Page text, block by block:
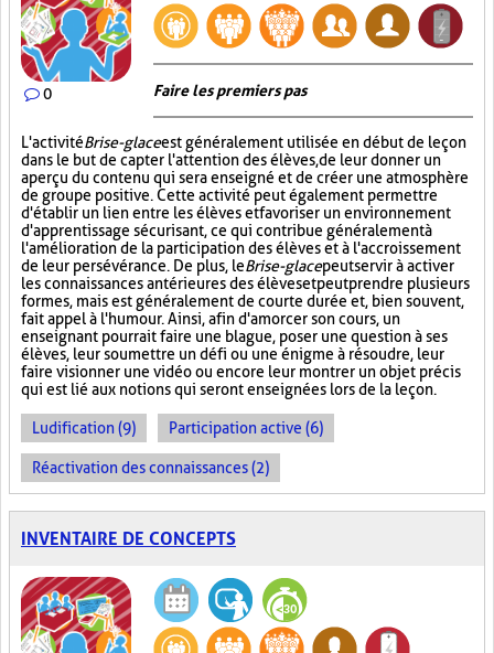
0 Faire les premiers pas
L'activitéBrise-glaceest généralement utilisée en début de leçon
dans le but de capter l'attention des élèves, de leur donner un
aperçu du contenu qui sera enseigné et de créer une atmosphère
de groupe positive. Cette activité peut également permettre
d'établir un lien entre les élèves et favoriser un environnement
d'apprentissage sécurisant, ce qui contribue généralement à
l'amélioration de la participation des élèves et à l'accroissement
de leur persévérance. De plus, leBrise-glacepeut servir à activer
les connaissances antérieures des élèves et peut prendre plusieurs
formes, mais est généralement de courte durée et, bien souvent,
fait appel à l'humour. Ainsi, afin d'amorcer son cours, un
enseignant pourrait faire une blague, poser une question à ses
élèves, leur soumettre un défi ou une énigme à résoudre, leur
faire visionner une vidéo ou encore leur montrer un objet précis
qui est lié aux notions qui seront enseignées lors de la leçon.
Ludification (9) Participation active (6)
Réactivation des connaissances (2)
INVENTAIRE DE CONCEPTS